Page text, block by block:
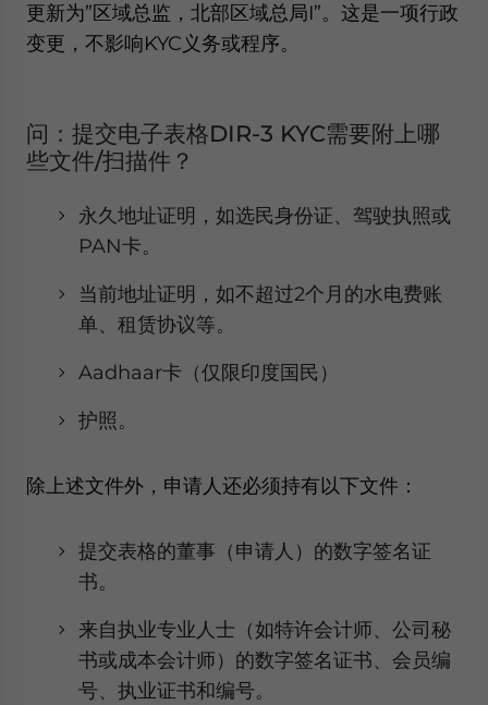
更新为”区域总监，北部区域总局I”。这是一项行政
变更，不影响KYC义务或程序。
问：提交电子表格DIR-3 KYC需要附上哪
些文件/扫描件？
永久地址证明，如选民身份证、驾驶执照或
PAN卡。
当前地址证明，如不超过2个月的水电费账
单、租赁协议等。
Aadhaar卡（仅限印度国民）
护照。
除上述文件外，申请人还必须持有以下文件：
提交表格的董事（申请人）的数字签名证
书。
来自执业专业人士（如特许会计师、公司秘
书或成本会计师）的数字签名证书、会员编
号、执业证书和编号。